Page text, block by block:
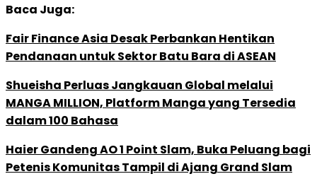
Baca Juga:
Fair Finance Asia Desak Perbankan Hentikan
Pendanaan untuk Sektor Batu Bara di ASEAN
Shueisha Perluas Jangkauan Global melalui
MANGA MILLION, Platform Manga yang Tersedia
dalam 100 Bahasa
Haier Gandeng AO 1 Point Slam, Buka Peluang bagi
Petenis Komunitas Tampil di Ajang Grand Slam